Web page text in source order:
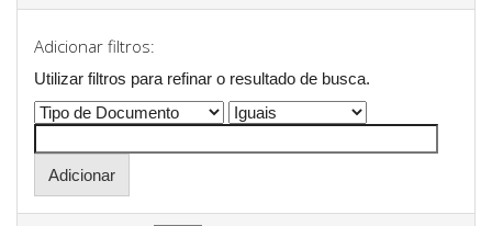
Adicionar filtros:
Utilizar filtros para refinar o resultado de busca.